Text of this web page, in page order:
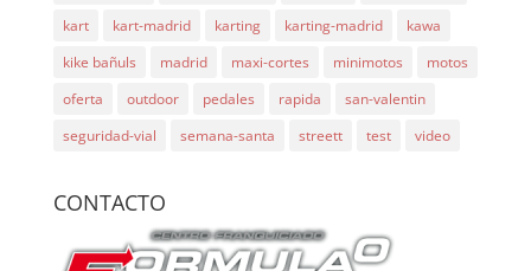
kart
kart-madrid karting karting-madrid
kawa
kike bañuls
madrid maxi-cortes minimotos
motos
oferta
outdoor pedales rapida
san-valentin
seguridad-vial
semana-santa streett test video
CONTACTO